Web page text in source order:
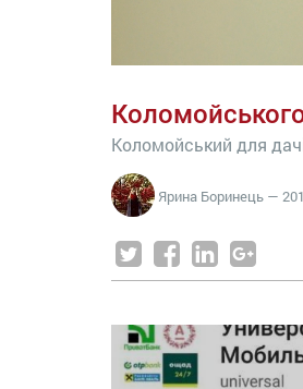
Коломойський для
Ярина Боринець —